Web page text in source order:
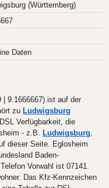
(Württemberg)
Daten
| 9.1666667) ist auf der
zu Ludwigsburg
Verfügbarkeit, die
- z.B. Ludwigsburg,
dieser Seite. Eglosheim
Baden-
Vorwahl ist 07141.
Das Kfz-Kennzeichen